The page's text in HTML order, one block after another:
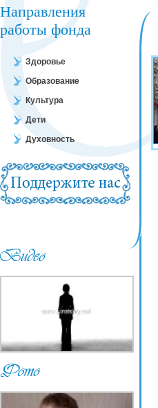
Направления
работы фонда
Здоровье
Образование
Культура
Дети
Духовность